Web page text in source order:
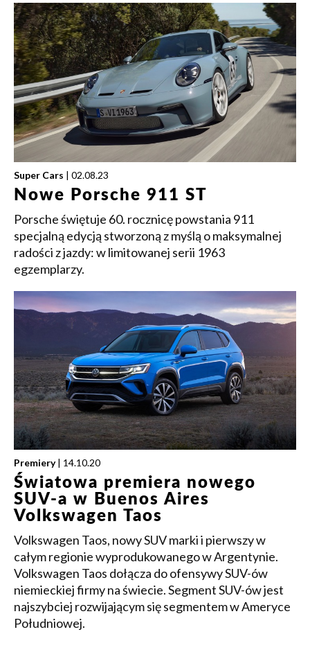
Super Cars | 02.08.23
Nowe Porsche 911 ST
Porsche świętuje 60. rocznicę powstania 911
specjalną edycją stworzoną z myślą o maksymalnej
radości z jazdy: w limitowanej serii 1963
egzemplarzy.
Premiery | 14.10.20
Światowa premiera nowego
SUV-a w Buenos Aires
Volkswagen Taos
Volkswagen Taos, nowy SUV marki i pierwszy w
całym regionie wyprodukowanego w Argentynie.
Volkswagen Taos dołącza do ofensywy SUV-ów
niemieckiej firmy na świecie. Segment SUV-ów jest
najszybciej rozwijającym się segmentem w Ameryce
Południowej.